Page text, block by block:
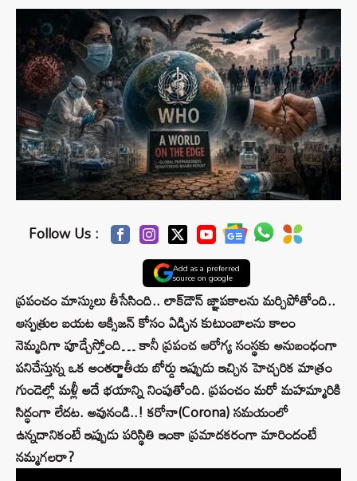
Follow Us :
Add as a preferred
source on google
ప్రపంచం మాస్కులు తీసేసింది.. లాక్‌డౌన్ జ్ఞాపకాలను మర్చిపోతోంది..
ఆస్పత్రుల బయట ఆక్సిజన్ కోసం ఏడ్చిన కుటుంబాలను కాలం
నెమ్మదిగా పూడ్చేస్తోంది… కానీ ప్రపంచ ఆరోగ్య సంస్థకు అనుబంధంగా
పనిచేస్తున్న ఒక అంతర్జాతీయ బోర్డు ఇప్పుడు ఇచ్చిన హెచ్చరిక మాత్రం
గుండెల్లో మళ్లీ అదే భయాన్ని నింపుతోంది. ప్రపంచం మరో మహమ్మారికి
సిద్ధంగా లేదట. అవునండి..! కరోనా(Corona) సమయంలో
ఉన్నదానికంటే ఇప్పుడు పరిస్థితి ఇంకా ప్రమాదకరంగా మారిందంటే
నమ్మగలరా?